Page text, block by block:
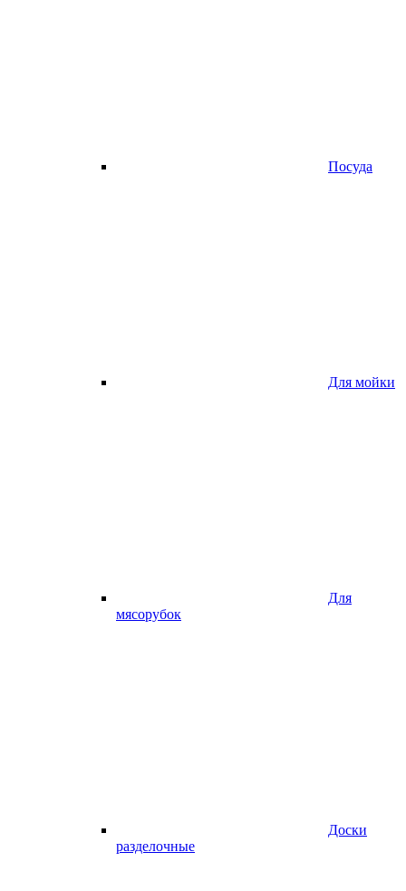
Посуда
Для мойки
Для
мясорубок
Доски
разделочные